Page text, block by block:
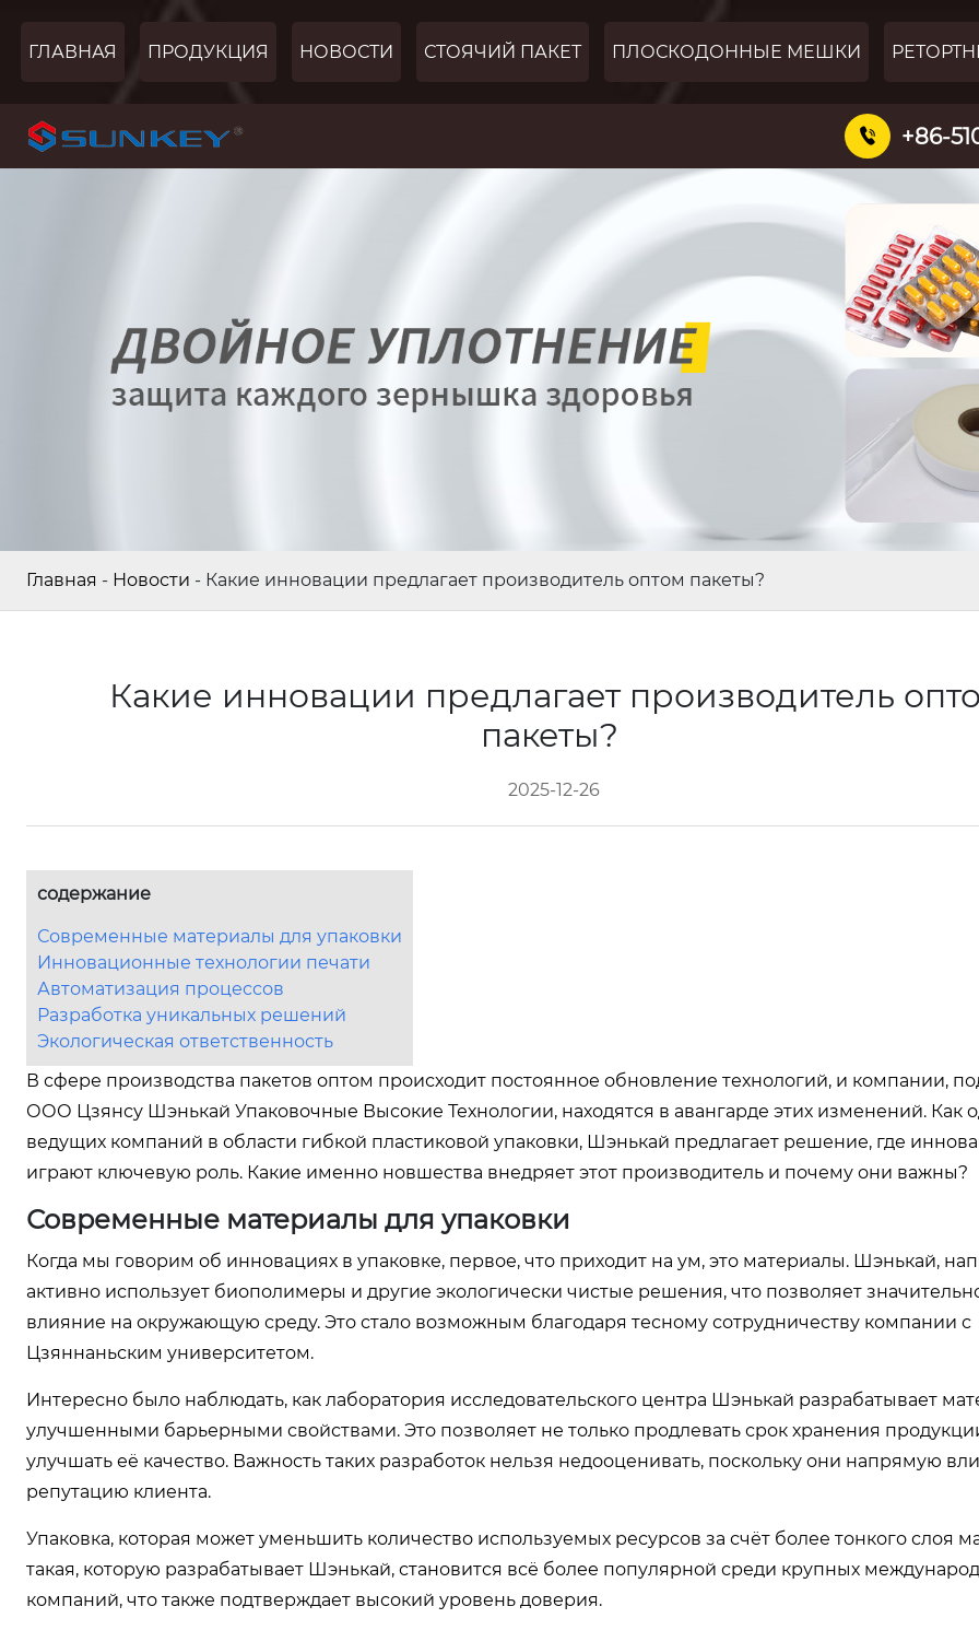
ГЛАВНАЯ ПРОДУКЦИЯ НОВОСТИ СТОЯЧИЙ ПАКЕТ ПЛОСКОДОННЫЕ МЕШКИ
 +86-
Главная - Новости - Какие инновации предлагает производитель оптом пакеты?
Какие инновации предлагает производитель
пакеты?
2025-12-26
содержание
Современные материалы для упаковки
Инновационные технологии печати
Автоматизация процессов
Разработка уникальных решений
Экологическая ответственность
В сфере производства пакетов оптом происходит постоянное обновление технологий, и компании,
ООО Цзянсу Шэнькай Упаковочные Высокие Технологии, находятся в авангарде этих изменений. Как
ведущих компаний в области гибкой пластиковой упаковки, Шэнькай предлагает решение, где
играют ключевую роль. Какие именно новшества внедряет этот производитель и почему они важны?
Современные материалы для упаковки
Когда мы говорим об инновациях в упаковке, первое, что приходит на ум, это материалы. Шэнькай,
активно использует биополимеры и другие экологически чистые решения, что позволяет
влияние на окружающую среду. Это стало возможным благодаря тесному сотрудничеству компании с
Цзяннаньским университетом.
Интересно было наблюдать, как лаборатория исследовательского центра Шэнькай разрабатывает
улучшенными барьерными свойствами. Это позволяет не только продлевать срок хранения
улучшать её качество. Важность таких разработок нельзя недооценивать, поскольку они напрямую
репутацию клиента.
Упаковка, которая может уменьшить количество используемых ресурсов за счёт более тонкого слоя
такая, которую разрабатывает Шэнькай, становится всё более популярной среди крупных
компаний, что также подтверждает высокий уровень доверия.